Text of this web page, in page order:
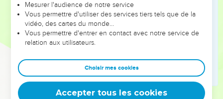
Mais les Juifs excitèrent les femmes dévotes de la haute
société qui s’étaient attachées au judaïsme, ainsi que les
notables de la ville. Ils provoquèrent ainsi une persécution
contre Paul et Barnabas et les expulsèrent de leur territoire.
et allèrent à Iconium.
Les nouveaux *disciples, cependant, étaient remplis de
joie et de l’Esprit Saint.
Mesurer l'audience de notre service
Vous permettre d'utiliser des services tiers tels que de la
vidéo, des cartes du monde…
Vous permettre d'entrer en contact avec notre service de
relation aux utilisateurs.
Choisir mes cookies
Accepter tous les cookies